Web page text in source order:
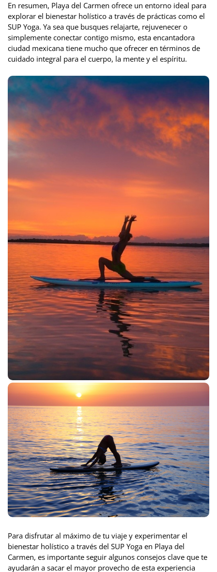
En resumen, Playa del Carmen ofrece un entorno ideal para
explorar el bienestar holístico a través de prácticas como el
SUP Yoga. Ya sea que busques relajarte, rejuvenecer o
simplemente conectar contigo mismo, esta encantadora
ciudad mexicana tiene mucho que ofrecer en términos de
cuidado integral para el cuerpo, la mente y el espíritu.
Para disfrutar al máximo de tu viaje y experimentar el
bienestar holístico a través del SUP Yoga en Playa del
Carmen, es importante seguir algunos consejos clave que te
ayudarán a sacar el mayor provecho de esta experiencia